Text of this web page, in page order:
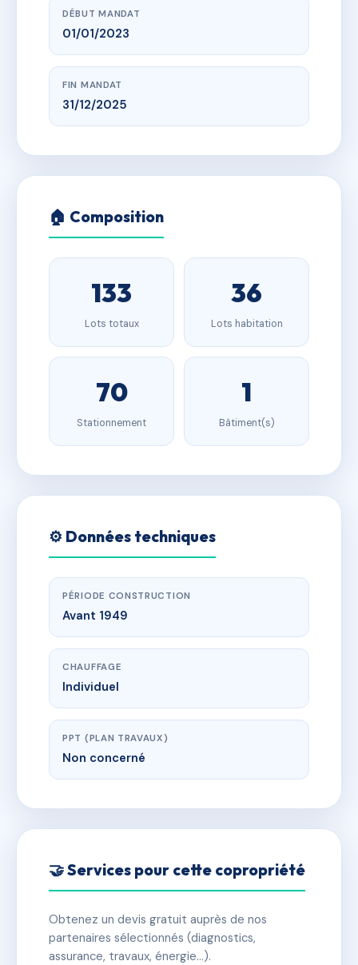
DÉBUT MANDAT
01/01/2023
FIN MANDAT
31/12/2025
🏠 Composition
133
Lots totaux
36
Lots habitation
70
Stationnement
1
Bâtiment(s)
⚙️ Données techniques
PÉRIODE CONSTRUCTION
Avant 1949
CHAUFFAGE
Individuel
PPT (PLAN TRAVAUX)
Non concerné
🤝 Services pour cette copropriété
Obtenez un devis gratuit auprès de nos
partenaires sélectionnés (diagnostics,
assurance, travaux, énergie…).